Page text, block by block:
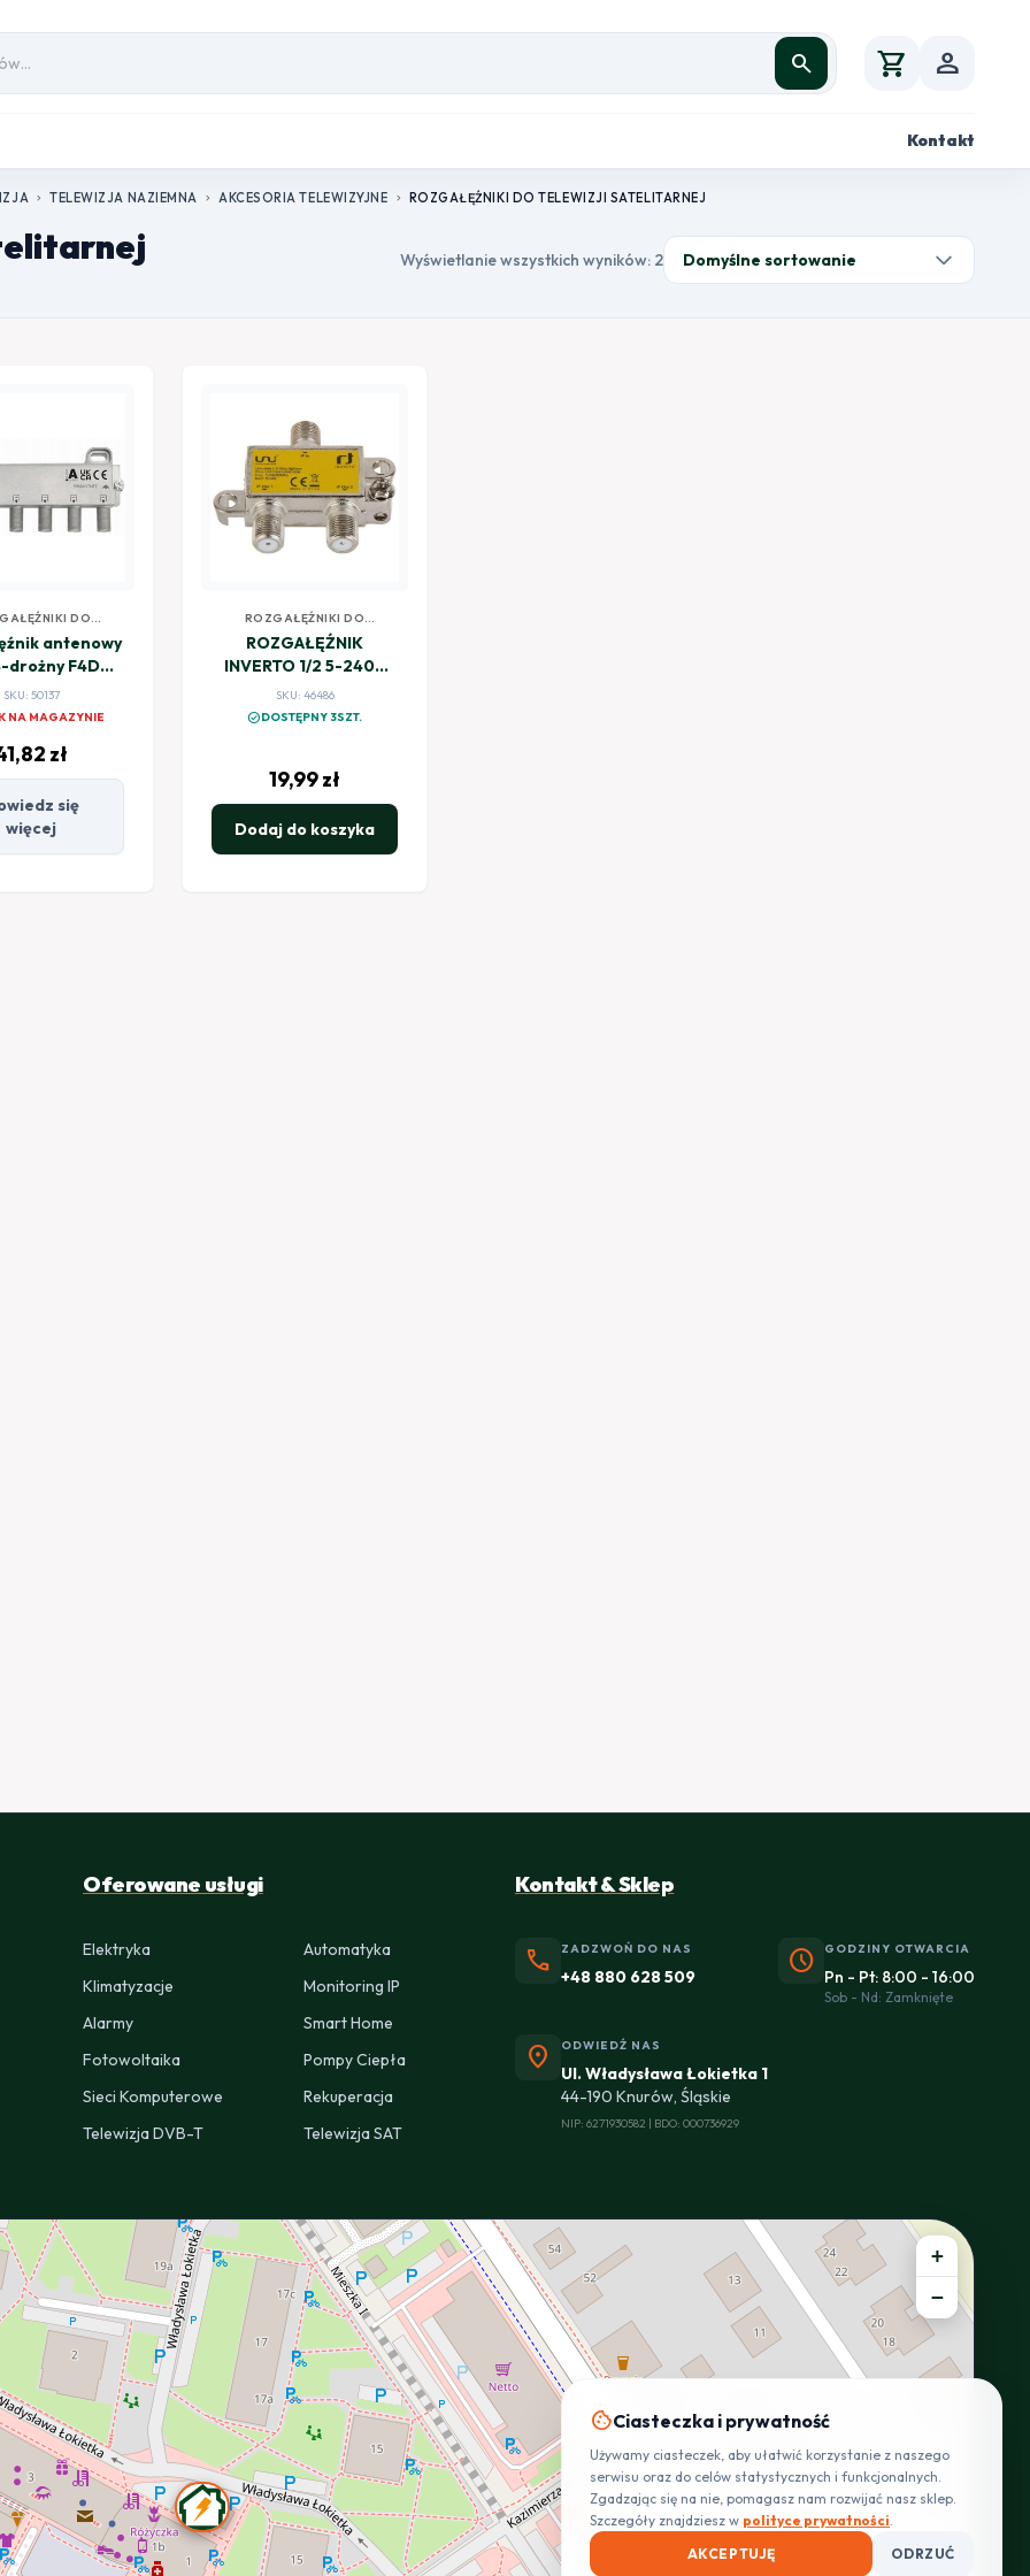
search shopping_cart person
Kontakt
chevron_right TELEWIZJA NAZIEMNA chevron_right AKCESORIA TELEWIZYJNE chevron_right ROZGAŁĘŹNIKI DO TELEWIZJI SATELITARNEJ
Wyświetlanie wszystkich wyników: 2
DO
SATELITARNEJ
antenowy
drożny F4D
Televes
SKU: 50137
NA MAGAZYNIE
zł
się
więcej
ROZGAŁĘŹNIKI DO
TELEWIZJI SATELITARNEJ
ROZGAŁĘŹNIK
INVERTO 1/2 5-2400
MHz ref. 5389
SKU: 46486
check_circleDOSTĘPNY 3SZT.
19,99zł
Dodaj do koszyka
Oferowane usługi
Elektryka
Automatyka
Klimatyzacje
Monitoring IP
Alarmy
Smart Home
Fotowoltaika
Pompy Ciepła
Sieci Komputerowe
Rekuperacja
Telewizja DVB-T
Telewizja SAT
Kontakt & Sklep
phone ZADZWOŃ DO NAS
+48 880 628 509 schedule GODZINY OTWARCIA
Pn - Pt: 8:00 - 16:00
Sob - Nd: Zamknięte
location_on ODWIEDŹ NAS
Ul. Władysława Łokietka 1
44-190 Knurów, Śląskie
NIP: 6271930582 | BDO: 000736929
+
−
cookieCiasteczka i prywatność
Używamy ciasteczek, aby ułatwić korzystanie z naszego
serwisu oraz do celów statystycznych i funkcjonalnych.
Zgadzając się na nie, pomagasz nam rozwijać nasz sklep.
Szczegóły znajdziesz w polityce prywatności.
AKCEPTUJĘ
ODRZUĆ